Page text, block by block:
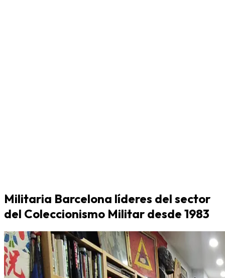
Militaria Barcelona líderes del sector
del Coleccionismo Militar desde 1983